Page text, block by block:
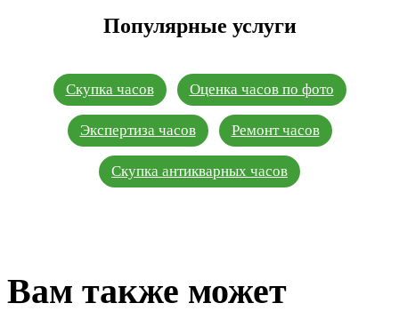
Популярные услуги
Скупка часов Оценка часов по фото
Экспертиза часов Ремонт часов
Скупка антикварных часов
Вам также может